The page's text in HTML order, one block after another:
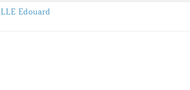
Edouard